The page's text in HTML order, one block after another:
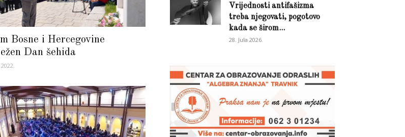
Bosne i Hercegovine
Dan šehida
Vrijednosti antifašizma
treba njegovati, pogotovo
kada se širom...
28. Jula 2026.